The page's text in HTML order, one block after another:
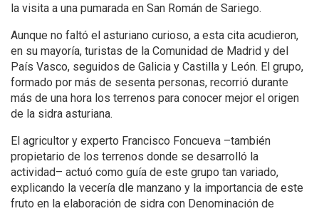
la visita a una pumarada en San Román de Sariego.
Aunque no faltó el asturiano curioso, a esta cita acudieron,
en su mayoría, turistas de la Comunidad de Madrid y del
País Vasco, seguidos de Galicia y Castilla y León. El grupo,
formado por más de sesenta personas, recorrió durante
más de una hora los terrenos para conocer mejor el origen
de la sidra asturiana.
El agricultor y experto Francisco Foncueva –también
propietario de los terrenos donde se desarrolló la
actividad– actuó como guía de este grupo tan variado,
explicando la vecería dle manzano y la importancia de este
fruto en la elaboración de sidra con Denominación de